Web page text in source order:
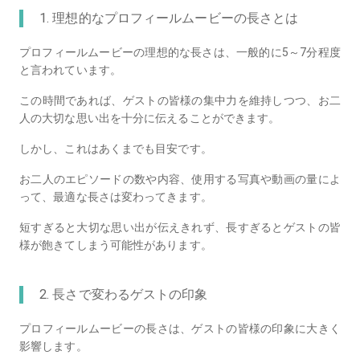
1. 理想的なプロフィールムービーの長さとは
プロフィールムービーの理想的な長さは、一般的に5～7分程度
と言われています。
この時間であれば、ゲストの皆様の集中力を維持しつつ、お二
人の大切な思い出を十分に伝えることができます。
しかし、これはあくまでも目安です。
お二人のエピソードの数や内容、使用する写真や動画の量によ
って、最適な長さは変わってきます。
短すぎると大切な思い出が伝えきれず、長すぎるとゲストの皆
様が飽きてしまう可能性があります。
2. 長さで変わるゲストの印象
プロフィールムービーの長さは、ゲストの皆様の印象に大きく
影響します。